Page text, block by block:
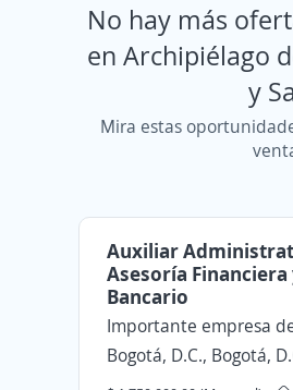
No hay más
en Archipiélago
y
Mira estas
Auxiliar
Asesoría
Bancario
Importante empresa
Bogotá, D.C., Bogotá,